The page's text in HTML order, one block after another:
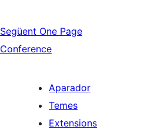
Següent One Page
Conference
Aparador
Temes
Extensions